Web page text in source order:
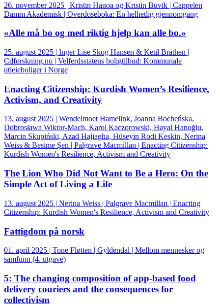
26. november 2025 | Kristin Hanoa og Kristin Buvik | Cappelen
Damm Akademisk | Overdoseboka: En helhetlig gjennomgang
«Alle må bo og med riktig hjelp kan alle bo.»
25. august 2025 | Inger Lise Skog Hansen & Ketil Bråthen |
Cdforskning.no | Velferdsstatens boligtilbud: Kommunale
utleieboliger i Norge
Enacting Citizenship: Kurdish Women’s Resilience,
Activism, and Creativity
13. august 2025 | Wendelmoet Hamelink, Joanna Bocheńska,
Dobrosława Wiktor-Mach, Karol Kaczorowski, Hayal Hanoğlu,
Marcin Skupiński, Azad Hajiagha, Hüseyin Rodi Keskin, Nerina
Weiss & Besime Şen | Palgrave Macmillan | Enacting Citizenship:
Kurdish Women's Resilience, Activism and Creativity
The Lion Who Did Not Want to Be a Hero: On the
Simple Act of Living a Life
13. august 2025 | Nerina Weiss | Palgrave Macmillan | Enacting
Citizenship: Kurdish Women's Resilience, Activism and Creativity
Fattigdom på norsk
01. april 2025 | Tone Fløtten | Gyldendal | Mellom mennesker og
samfunn (4. utgave)
5: The changing composition of app-based food
delivery couriers and the consequences for
collectivism